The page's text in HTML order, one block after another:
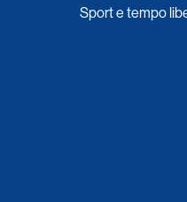
Sport e tempo